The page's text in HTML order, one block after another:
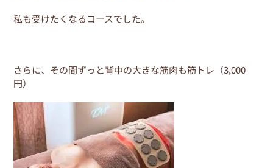
私も受けたくなるコースでした。
さらに、その間ずっと背中の大きな筋肉も筋トレ（3,000
円）